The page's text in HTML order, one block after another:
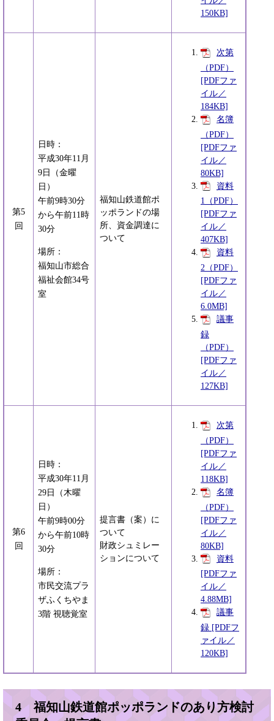
150KB]
第5
回
日時：
平成30年11月
9日（金曜
日）
午前9時30分
から午前11時
30分
場所：
福知山市総合
福祉会館34号
室
福知山鉄道館ポ
ッポランドの場
所、資金調達に
ついて
次第
（PDF）
[PDFファ
イル／
184KB]
名簿
（PDF）
[PDFファ
イル／
80KB]
資料
1（PDF）
[PDFファ
イル／
407KB]
資料
2（PDF）
[PDFファ
イル／
6.0MB]
議事
録
（PDF）
[PDFファ
イル／
127KB]
第6
回
日時：
平成30年11月
29日（木曜
日）
午前9時00分
から午前10時
30分
場所：
市民交流プラ
ザふくちやま
3階 視聴覚室
提言書（案）に
ついて
財政シュミレー
ションについて
次第
（PDF）
[PDFファ
イル／
118KB]
名簿
（PDF）
[PDFファ
イル／
80KB]
資料
[PDFファ
イル／
4.88MB]
議事
録 [PDFフ
ァイル／
120KB]
4 福知山鉄道館ポッポランドのあり方検討